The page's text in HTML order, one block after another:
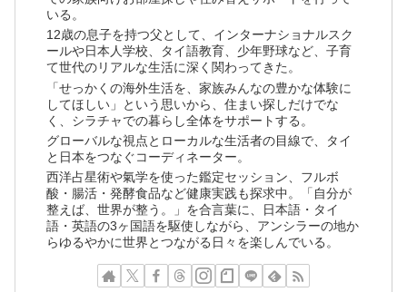
いる。
12歳の息子を持つ父として、インターナショナルスク
ールや日本人学校、タイ語教育、少年野球など、子育
て世代のリアルな生活に深く関わってきた。
「せっかくの海外生活を、家族みんなの豊かな体験に
してほしい」という思いから、住まい探しだけでな
く、シラチャでの暮らし全体をサポートする。
グローバルな視点とローカルな生活者の目線で、タイ
と日本をつなぐコーディネーター。
西洋占星術や氣学を使った鑑定セッション、フルボ
酸・腸活・発酵食品など健康実践も探求中。「自分が
整えば、世界が整う。」を合言葉に、日本語・タイ
語・英語の3ヶ国語を駆使しながら、アンシラーの地か
らゆるやかに世界とつながる日々を楽しんでいる。